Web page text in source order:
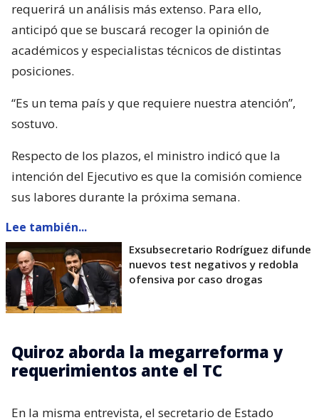
requerirá un análisis más extenso. Para ello,
anticipó que se buscará recoger la opinión de
académicos y especialistas técnicos de distintas
posiciones.
“Es un tema país y que requiere nuestra atención”,
sostuvo.
Respecto de los plazos, el ministro indicó que la
intención del Ejecutivo es que la comisión comience
sus labores durante la próxima semana.
Lee también...
Exsubsecretario Rodríguez difunde
nuevos test negativos y redobla
ofensiva por caso drogas
Quiroz aborda la megarreforma y
requerimientos ante el TC
En la misma entrevista, el secretario de Estado